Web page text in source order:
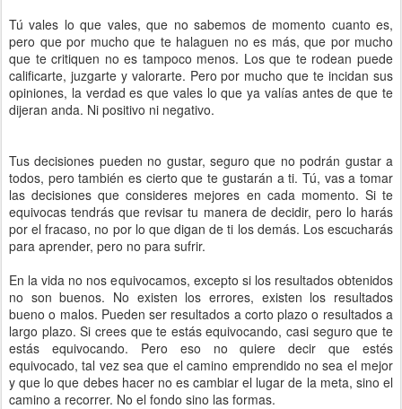
Tú vales lo que vales, que no sabemos de momento cuanto es,
pero que por mucho que te halaguen no es más, que por mucho
que te critiquen no es tampoco menos. Los que te rodean puede
calificarte, juzgarte y valorarte. Pero por mucho que te incidan sus
opiniones, la verdad es que vales lo que ya valías antes de que te
dijeran anda. Ni positivo ni negativo.
Tus decisiones pueden no gustar, seguro que no podrán gustar a
todos, pero también es cierto que te gustarán a ti. Tú, vas a tomar
las decisiones que consideres mejores en cada momento. Si te
equivocas tendrás que revisar tu manera de decidir, pero lo harás
por el fracaso, no por lo que digan de ti los demás. Los escucharás
para aprender, pero no para sufrir.
En la vida no nos equivocamos, excepto si los resultados obtenidos
no son buenos. No existen los errores, existen los resultados
bueno o malos. Pueden ser resultados a corto plazo o resultados a
largo plazo. Si crees que te estás equivocando, casi seguro que te
estás equivocando. Pero eso no quiere decir que estés
equivocado, tal vez sea que el camino emprendido no sea el mejor
y que lo que debes hacer no es cambiar el lugar de la meta, sino el
camino a recorrer. No el fondo sino las formas.